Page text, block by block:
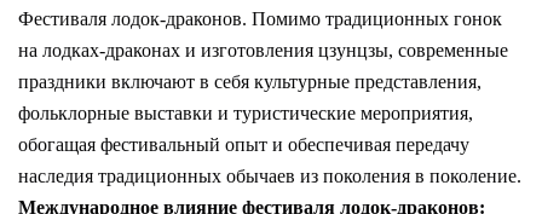
Фестиваля лодок-драконов. Помимо традиционных гонок
на лодках-драконах и изготовления цзунцзы, современные
праздники включают в себя культурные представления,
фольклорные выставки и туристические мероприятия,
обогащая фестивальный опыт и обеспечивая передачу
наследия традиционных обычаев из поколения в поколение.
Международное влияние фестиваля лодок-драконов: